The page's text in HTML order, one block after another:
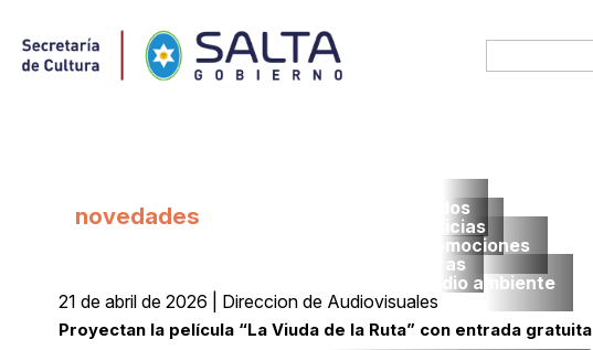
novedades
Todos
noticias
promociones
obras
medio ambiente
21 de abril de 2026 | Direccion de Audiovisuales
Proyectan la película “La Viuda de la Ruta” con entrada gratuita